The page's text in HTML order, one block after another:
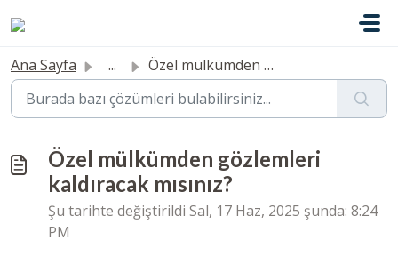
Ana Sayfa ... Özel mülkümden gözlemleri kaldıracak mısınız?
Özel mülkümden gözlemleri
kaldıracak mısınız?
Şu tarihte değiştirildi Sal, 17 Haz, 2025 şunda: 8:24
PM